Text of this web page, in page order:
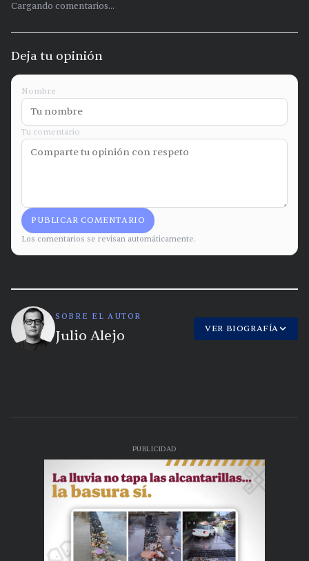
Cargando comentarios...
Deja tu opinión
Nombre
Tu comentario
PUBLICAR COMENTARIO
Los comentarios se revisan automáticamente.
SOBRE EL AUTOR
Julio Alejo VER BIOGRAFÍA
PUBLICIDAD